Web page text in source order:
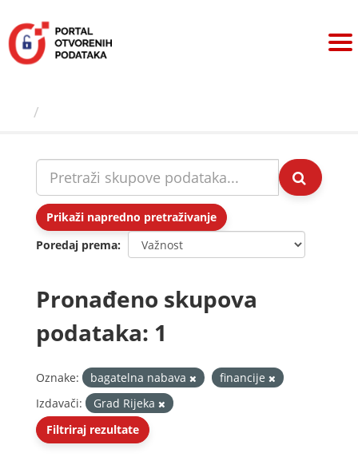
sadržaj
Prikaži napredno pretraživanje
Poredaj prema
Pronađeno skupova
podataka: 1
Oznake: bagatelna nabava
financije
Izdavači:
Grad Rijeka
Filtriraj rezultate